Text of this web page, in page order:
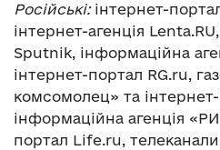
Російські: інтернет-
інтернет-агенція
Sputnik, інформаційна
інтернет-портал RG.ru,
комсомолец» та
інформаційна агенція
портал Life.ru,